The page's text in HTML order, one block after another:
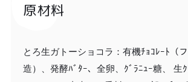
原材料
とろ生ガトーショコラ：有機ﾁｮｺﾚｰﾄ（
造）、発酵ﾊﾞﾀｰ、全卵、ｸﾞﾗﾆｭｰ糖、 生